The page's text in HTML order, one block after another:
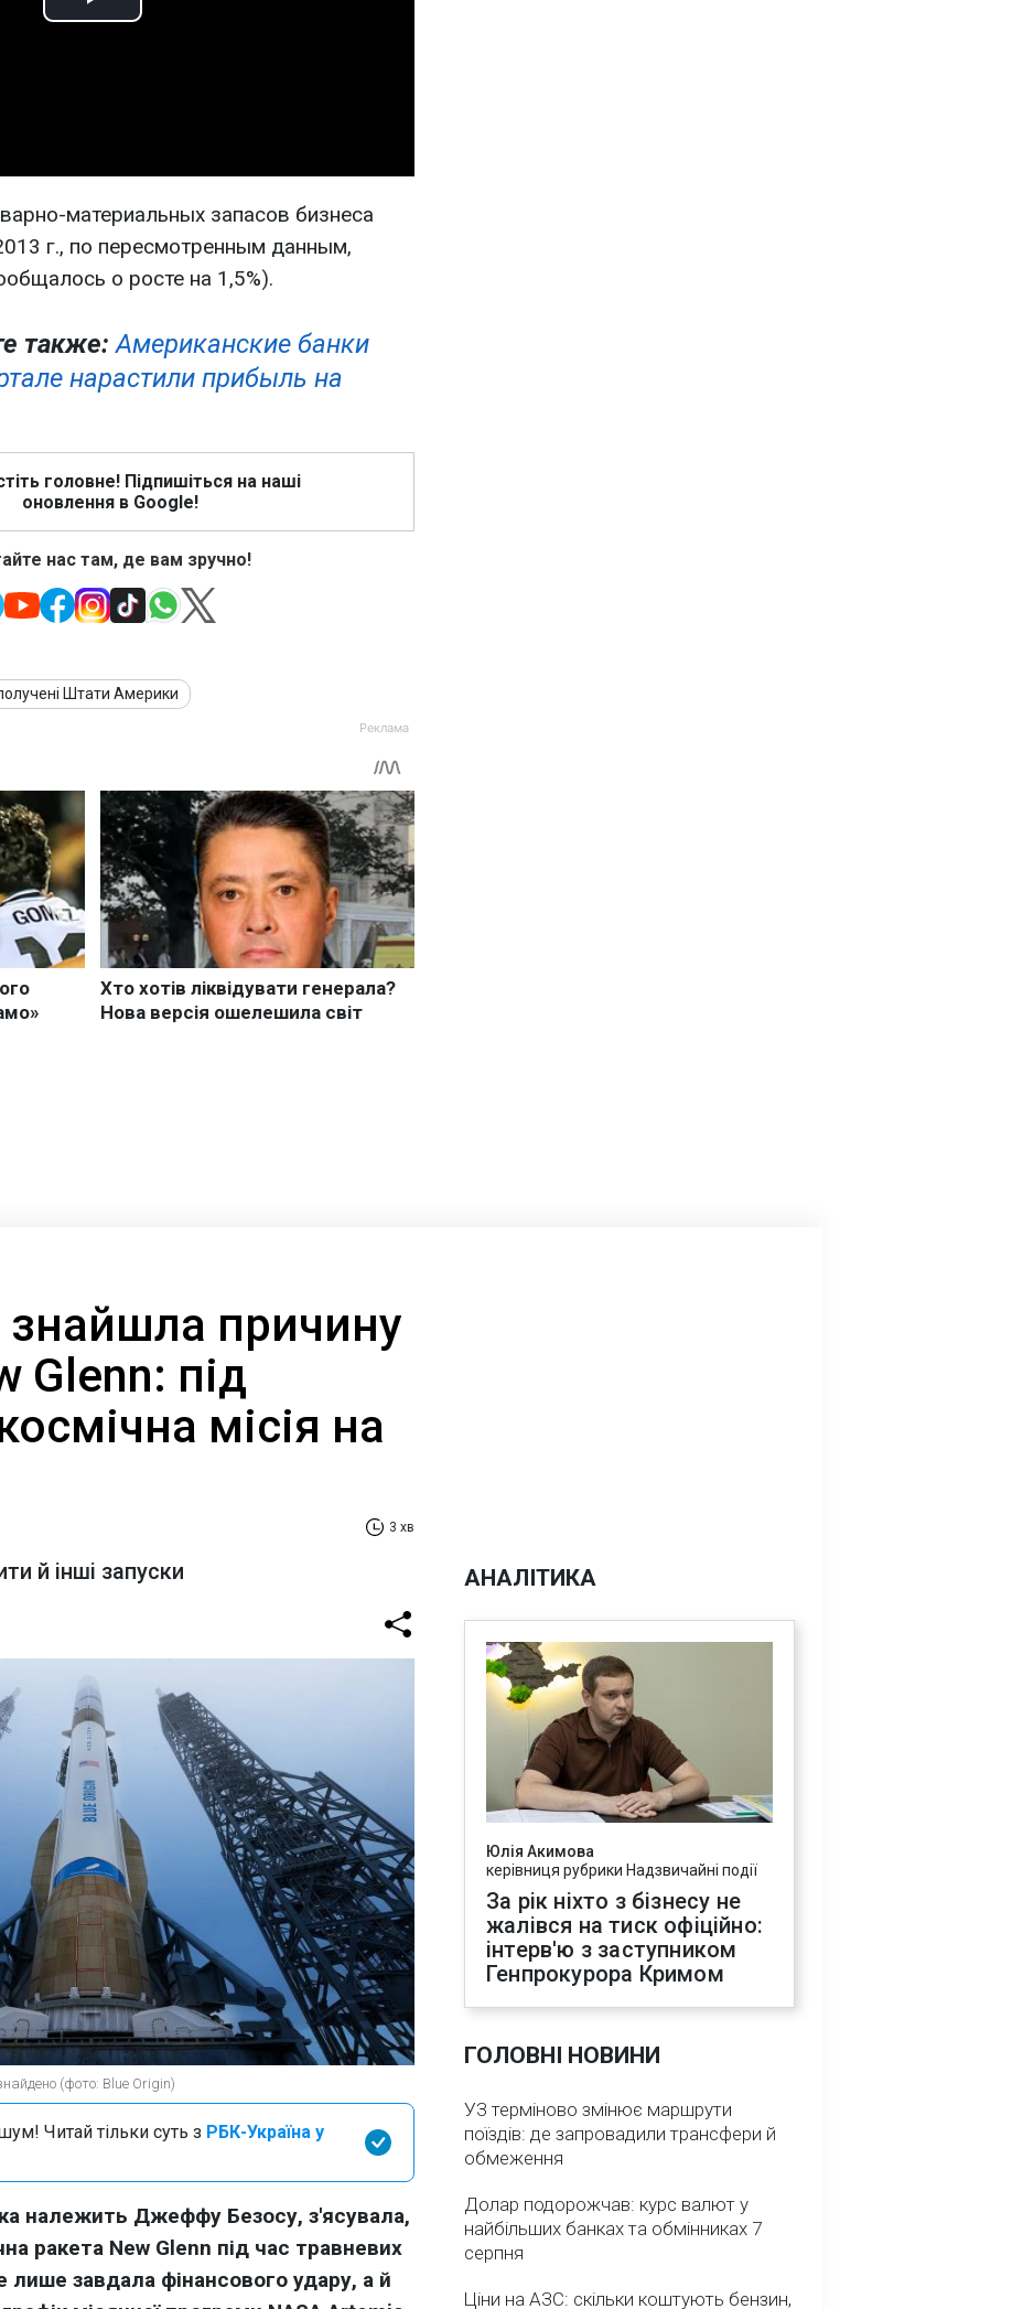
Play
материальных запасов бизнеса
г., по пересмотренным данным,
о росте на 1,5%).
также:Американские банки
нарастили прибыль на
головне! Підпишіться на наші
оновлення в Google!
нас там, де вам зручно!
Штати Америки
знайшла причину
Glenn: під
місія на
3 хв
й інші запуски
(фото: Blue Origin)
Читай тільки суть з РБК-Україна у
належить Джеффу Безосу, з'ясувала,
ракета New Glenn під час травневих
лише завдала фінансового удару, а й
АНАЛІТИКА
Юлія Акимова
керівниця рубрики Надзвичайні події
За рік ніхто з бізнесу не
жалівся на тиск офіційно:
інтерв'ю з заступником
Генпрокурора Кримом
ГОЛОВНІ НОВИНИ
УЗ терміново змінює маршрути
поїздів: де запровадили трансфери й
обмеження
Долар подорожчав: курс валют у
найбільших банках та обмінниках 7
серпня
Ціни на АЗС: скільки коштують бензин,